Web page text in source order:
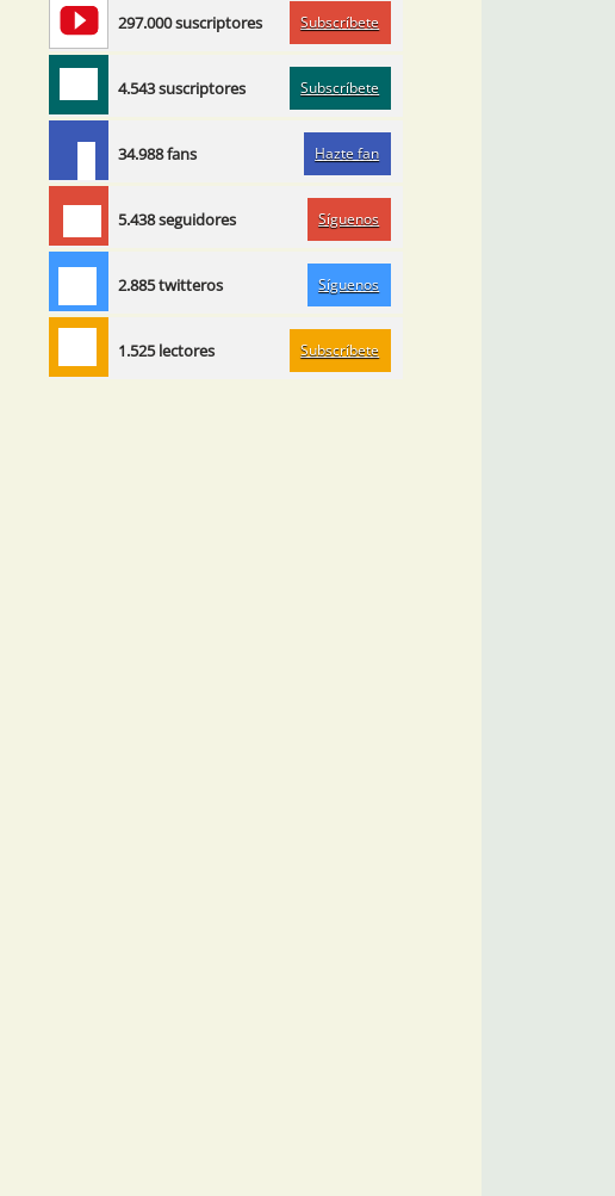
297.000 suscriptores Subscríbete
4.543 suscriptores Subscríbete
34.988 fans Hazte fan
5.438 seguidores Síguenos
2.885 twitteros Síguenos
1.525 lectores Subscríbete